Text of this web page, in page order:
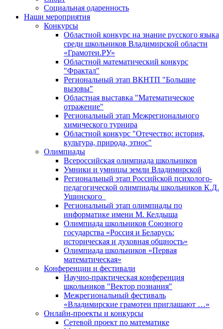
Социальная одаренность
Наши мероприятия
Конкурсы
Областной конкурс на знание русского языка
среди школьников Владимирской области
«Грамотеи.РУ»
Областной математический конкурс
"Фрактал"
Региональный этап ВКНТП "Большие
вызовы"
Областная выставка "Математическое
отражение"
Региональный этап Межрегионального
химического турнира
Областной конкурс "Отечество: история,
культура, природа, этнос"
Олимпиады
Всероссийская олимпиада школьников
Умники и умницы земли Владимирской
Региональный этап Российской психолого-
педагогической олимпиады школьников К.Д.
Ушинского
Региональный этап олимпиады по
информатике имени М. Келдыша
Олимпиада школьников Союзного
государства «Россия и Беларусь:
историческая и духовная общность»
Олимпиада школьников «Первая
математическая»
Конференции и фестивали
Научно-практическая конференция
школьников "Вектор познания"
Межрегиональный фестиваль
«Владимирские грамотеи приглашают …»
Онлайн-проекты и конкурсы
Сетевой проект по математике